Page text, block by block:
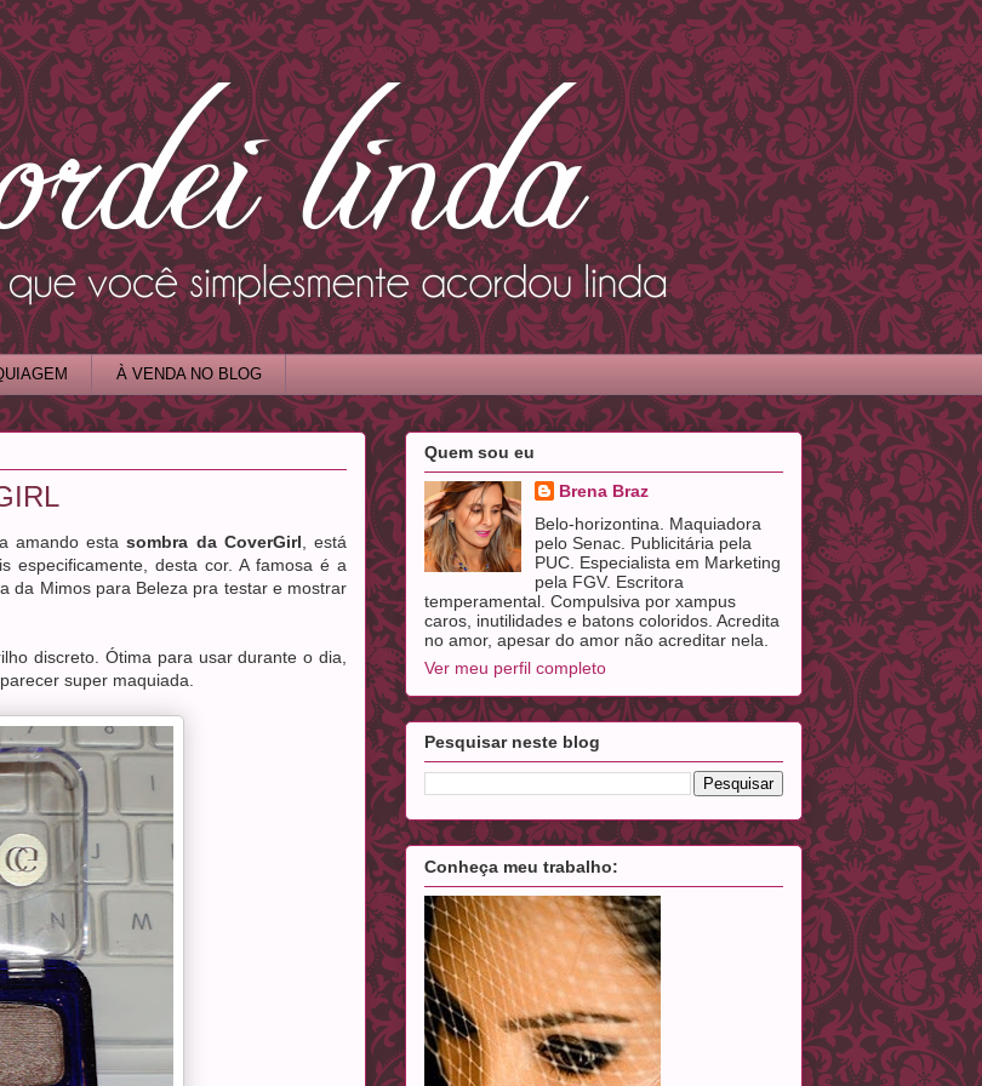
À VENDA NO BLOG
amando estasombra da CoverGirl , está
especificamente, desta cor. A famosa é a
da Mimos para Beleza pra testar e mostrar
discreto. Ótima para usar durante o dia,
super maquiada.
Quem sou eu
Brena Braz
Belo-horizontina. Maquiadora
pelo Senac. Publicitária pela
PUC. Especialista em Marketing
pela FGV. Escritora
temperamental. Compulsiva por xampus
caros, inutilidades e batons coloridos. Acredita
no amor, apesar do amor não acreditar nela.
Ver meu perfil completo
Pesquisar neste blog
Conheça meu trabalho: